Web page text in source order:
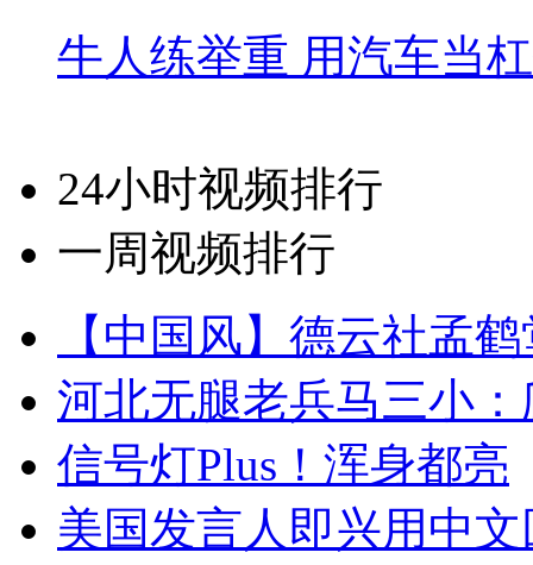
牛人练举重 用汽车当
24小时视频排行
一周视频排行
【中国风】德云社孟
河北无腿老兵马三小
信号灯Plus！浑身都亮
美国发言人即兴用中